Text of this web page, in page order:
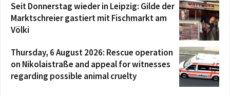
Seit Donnerstag wieder in Leipzig: Gilde der
Marktschreier gastiert mit Fischmarkt am
Völki
Thursday, 6 August 2026: Rescue operation
on Nikolaistraße and appeal for witnesses
regarding possible animal cruelty